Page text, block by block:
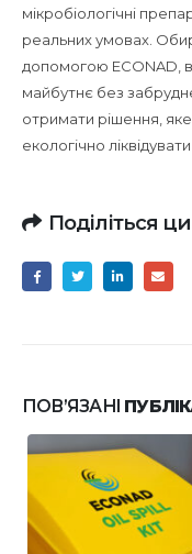
мікробіологічні
реальних умовах.
допомогою ECONAD,
майбутнє без
отримати рішення,
екологічно
Поділіться
ПОВ’ЯЗАНІ